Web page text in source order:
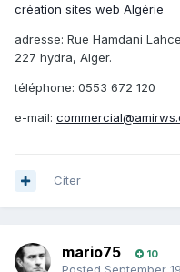
création sites web Algérie
adresse: Rue Hamdani
227 hydra, Alger.
téléphone: 0553 672 120
e-mail:
Citer
mario75 10